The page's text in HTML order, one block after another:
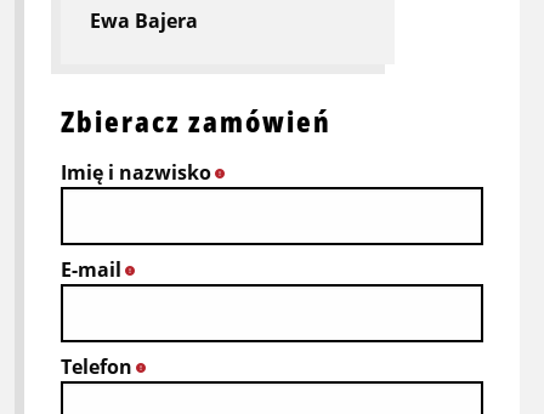
Zbieracz zamówień
Imię i nazwisko
E-mail
Telefon
Ewa Bajera